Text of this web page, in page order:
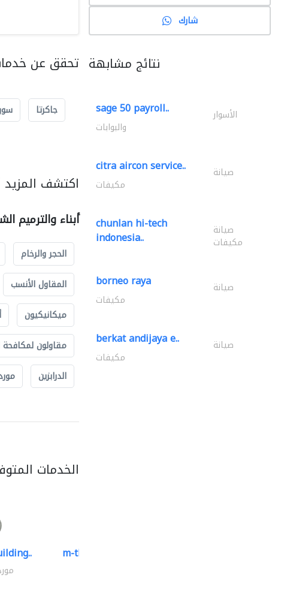
تحقق عن
جاكرتا
اكتشف المزيد
أبناء والترميم
الحجر والرخام
المقاول الأنسب
ميكانيكيون
مقاولون لمكافحة
الدرابزين
الخدمات
m-three building materials
شارك
نتائج مشابهة
sage 50 payroll.. الأسوار
والبوابات
citra aircon service.. صيانة
مكيفات
chunlan hi-tech
indonesia.. صيانة
مكيفات
borneo raya صيانة
مكيفات
berkat andijaya e.. صيانة
مكيفات